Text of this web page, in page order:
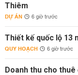
Thiêm
DỰ ÁN 6 giờ trước
Thiết kế quốc lộ 13
QUY HOẠCH 6 giờ trước
Doanh thu cho